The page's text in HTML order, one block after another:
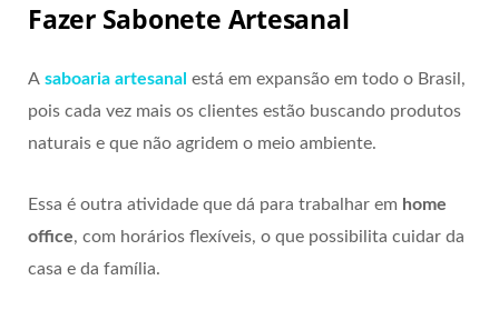
Fazer Sabonete Artesanal
A saboaria artesanal está em expansão em todo o Brasil,
pois cada vez mais os clientes estão buscando produtos
naturais e que não agridem o meio ambiente.
Essa é outra atividade que dá para trabalhar em home
office, com horários flexíveis, o que possibilita cuidar da
casa e da família.